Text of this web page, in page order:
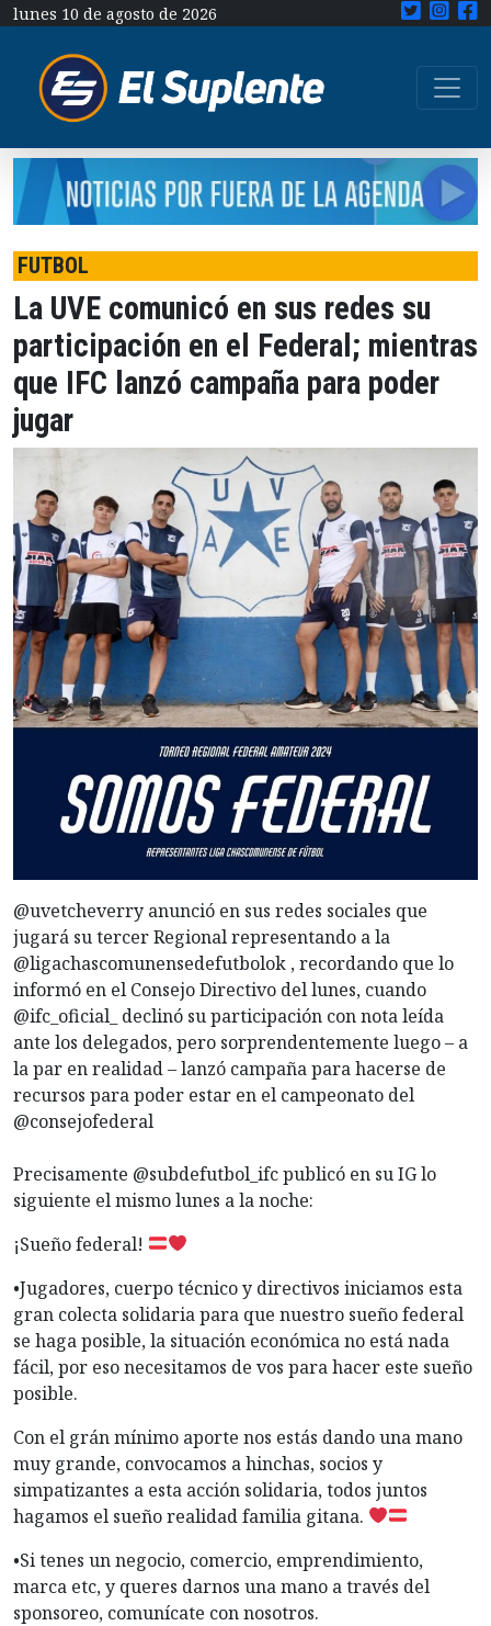
lunes 10 de agosto de 2026
FUTBOL
La UVE comunicó en sus redes su
participación en el Federal; mientras
que IFC lanzó campaña para poder
jugar
@uvetcheverry anunció en sus redes sociales que
jugará su tercer Regional representando a la
@ligachascomunensedefutbolok , recordando que lo
informó en el Consejo Directivo del lunes, cuando
@ifc_oficial_ declinó su participación con nota leída
ante los delegados, pero sorprendentemente luego – a
la par en realidad – lanzó campaña para hacerse de
recursos para poder estar en el campeonato del
@consejofederal
Precisamente @subdefutbol_ifc publicó en su IG lo
siguiente el mismo lunes a la noche:
¡Sueño federal!
•Jugadores, cuerpo técnico y directivos iniciamos esta
gran colecta solidaria para que nuestro sueño federal
se haga posible, la situación económica no está nada
fácil, por eso necesitamos de vos para hacer este sueño
posible.
Con el grán mínimo aporte nos estás dando una mano
muy grande, convocamos a hinchas, socios y
simpatizantes a esta acción solidaria, todos juntos
hagamos el sueño realidad familia gitana.
•Si tenes un negocio, comercio, emprendimiento,
marca etc, y queres darnos una mano a través del
sponsoreo, comunícate con nosotros.